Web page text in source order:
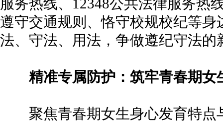
服务热线、12348公共法律服务热
遵守交通规则、恪守校规校纪等
法、守法、用法，争做遵纪守法的
精准专属防护：筑牢青春期女
聚焦青春期女生身心发育特点